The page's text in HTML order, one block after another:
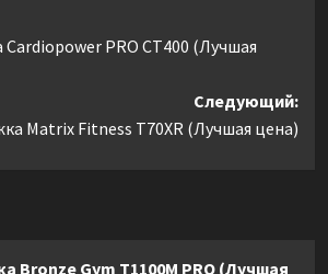
PRO CT400 (Лучшая
Следующий:
Matrix Fitness T70XR (Лучшая цена)
Bronze Gym T1100M PRO (Лучшая